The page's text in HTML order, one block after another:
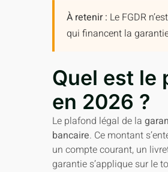
À retenir : Le FGDR
qui financent la
Quel est le
en 2026 ?
Le plafond légal de la
bancaire. Ce montant
un compte courant, un
garantie s’applique sur le